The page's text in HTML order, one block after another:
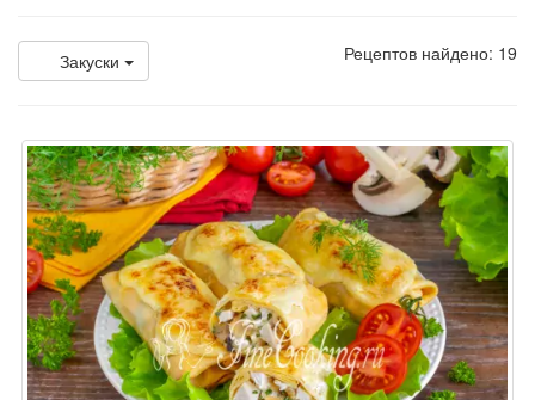
Закуски Рецептов найдено: 19